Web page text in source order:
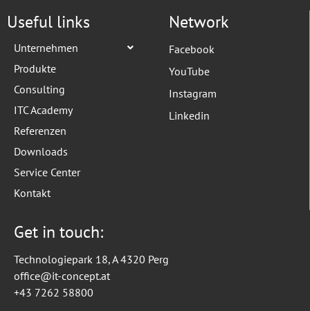
Useful links
Unternehmen
Produkte
Consulting
ITC Academy
Referenzen
Downloads
Service Center
Kontakt
Network
Facebook
YouTube
Instagram
Linkedin
Get in touch:
Technologiepark 18, A 4320 Perg
office@it-concept.at
+43 7262 58800